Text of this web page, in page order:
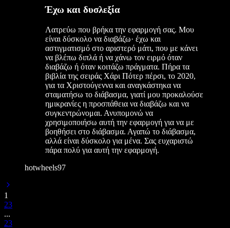
Έχω και δυσλεξία
Λατρεύω που βρήκα την εφαρμογή σας. Μου
είναι δύσκολο να διαβάζω· έχω και
αστιγματισμό στο αριστερό μάτι, που με κάνει
να βλέπω διπλά ή να χάνω τον ειρμό όταν
διαβάζω ή όταν κοιτάζω πράγματα. Πήρα τα
βιβλία της σειράς Χάρι Πότερ πέρσι, το 2020,
για τα Χριστούγεννα και αναγκάστηκα να
σταματήσω το διάβασμα, γιατί μου προκαλούσε
ημικρανίες η προσπάθεια να διαβάζω και να
συγκεντρώνομαι. Ανυπομονώ να
χρησιμοποιήσω αυτή την εφαρμογή για να με
βοηθήσει στο διάβασμα. Αγαπώ το διάβασμα,
αλλά είναι δύσκολο για μένα. Σας ευχαριστώ
πάρα πολύ για αυτή την εφαρμογή.
hotwheels97
1
23
...
23